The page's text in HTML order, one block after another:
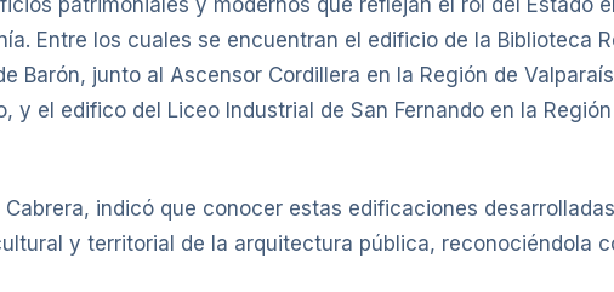
Entre los cuales se encuentran el edificio de la Biblioteca
Barón, junto al Ascensor Cordillera en la Región de
el edifico del Liceo Industrial de San Fernando en la Región
indicó que conocer estas edificaciones
y territorial de la arquitectura pública, reconociéndola